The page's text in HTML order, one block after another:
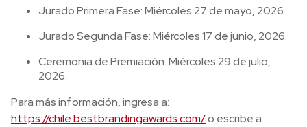
Jurado Primera Fase: Miércoles 27 de mayo, 2026.
Jurado Segunda Fase: Miércoles 17 de junio, 2026.
Ceremonia de Premiación: Miércoles 29 de julio,
2026.
Para más información, ingresa a:
https://chile.bestbrandingawards.com/o escribe a: